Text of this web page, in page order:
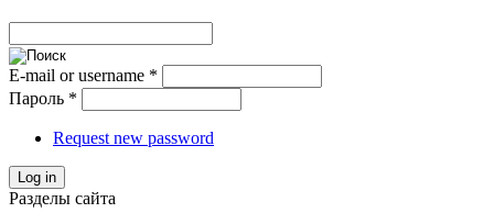
E-mail or username *
Пароль *
Request new password
Log in
Разделы сайта